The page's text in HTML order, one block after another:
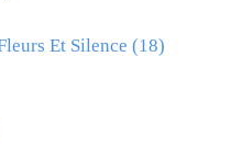
Et Silence (18)